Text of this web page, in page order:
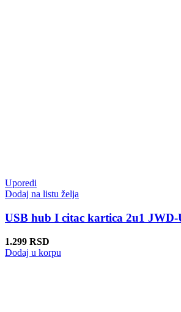
Uporedi
Dodaj na listu želja
USB hub I citac kartica 2u1 JWD-
1.299 RSD
Dodaj u korpu